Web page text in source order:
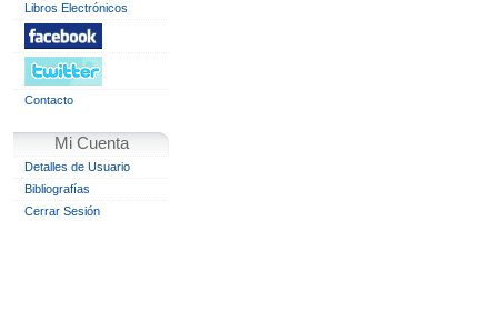
Libros Electrónicos
Contacto
Mi Cuenta
Detalles de Usuario
Bibliografías
Cerrar Sesión